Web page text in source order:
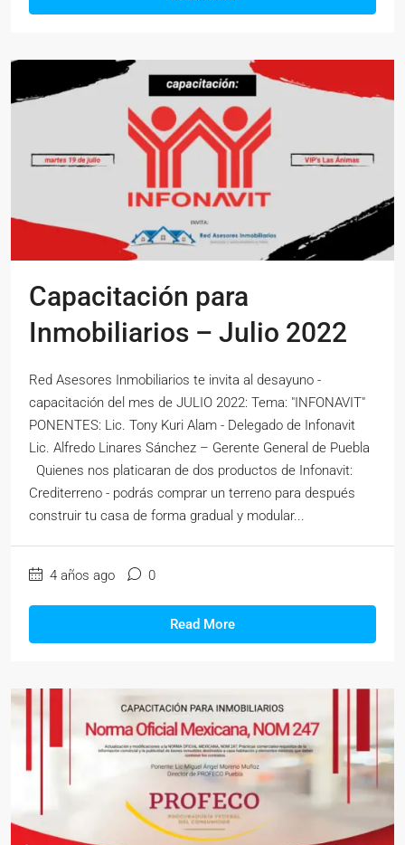
Capacitación para
Inmobiliarios – Julio 2022
Red Asesores Inmobiliarios te invita al desayuno -
capacitación del mes de JULIO 2022: Tema: "INFONAVIT"
PONENTES: Lic. Tony Kuri Alam - Delegado de Infonavit
Lic. Alfredo Linares Sánchez – Gerente General de Puebla
Quienes nos platicaran de dos productos de Infonavit:
Crediterreno - podrás comprar un terreno para después
construir tu casa de forma gradual y modular...
4 años ago 0
Read More